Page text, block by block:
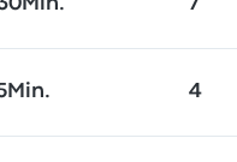
7
4